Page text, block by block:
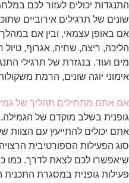
התנגדות יכולים לעזור לכם
שונים של תרגילים אירוביים
אם באופן עצמאי, ובין אם
הליכה, ריצה, שחיה, אגרוף, טיול
מים ועוד. בנגזרת של תרגילי
אימוני יוגה שונים, הרמת
אם אתם מתחילים תהליך של
גופנית בשלב מוקדם של
אתם יכולים להתייעץ עם הצוות
סוג הפעילות הספורטיבית
שיאפשרו לכם לצאת לדרך. כמו
פעילות גופנית במסגרת